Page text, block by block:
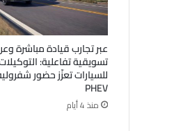
عبر تجارب قيادة مباشرة
تسويقية تفاعلية:
للسيارات تعزّز حضور
PHEV
منذ 4 أيام